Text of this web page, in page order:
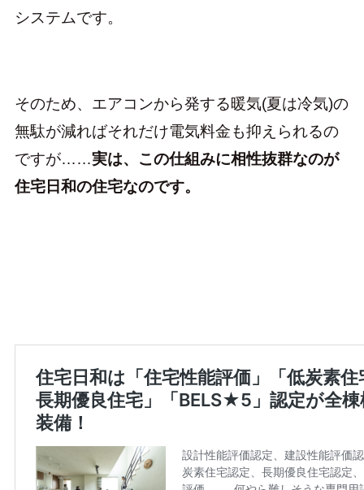
システムです。
そのため、エアコンから発する暖気(夏は冷気)の
無駄が減ればそれだけ電気料金も抑えられるの
ですが……実は、この仕組みに相性抜群なのが
住宅日和の住宅なのです。